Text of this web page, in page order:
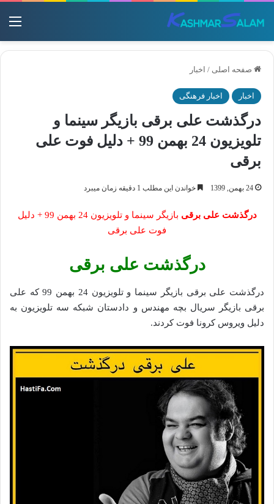
صفحه اصلی / اخبار
اخبار اخبار فرهنگی
درگذشت علی برقی بازیگر سینما و
تلویزیون 24 بهمن 99 + دلیل فوت علی
برقی
24 بهمن, 1399 خواندن این مطلب 1 دقیقه زمان میبرد
درگذشت علی برقی
بازیگر سینما و تلویزیون 24 بهمن 99 + دلیل
فوت علی برقی
درگذشت علی برقی
درگذشت علی برقی بازیگر سینما و تلویزیون 24 بهمن 99 که علی
برقی بازیگر سریال بچه مهندس و دادستان شبکه سه تلویزیون به
دلیل ویروس کرونا فوت کردند.